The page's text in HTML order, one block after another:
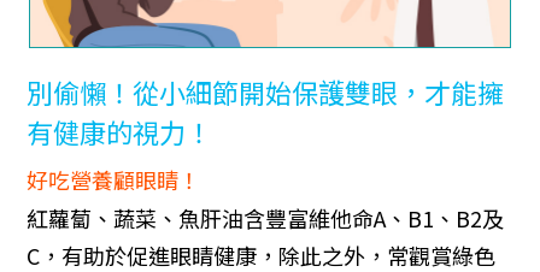
別偷懶！從小細節開始保護雙眼，才能擁
有健康的視力！
好吃營養顧眼睛！
紅蘿蔔、蔬菜、魚肝油含豐富維他命A、B1、B2及
C，有助於促進眼睛健康，除此之外，常觀賞綠色